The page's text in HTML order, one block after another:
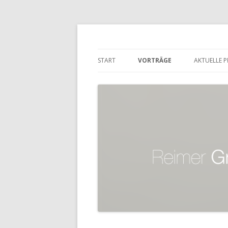
START VORTRÄGE AKTUELLE